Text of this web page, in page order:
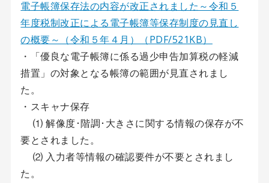
電子帳簿保存法の内容が改正されました～令和５
年度税制改正による電子帳簿等保存制度の見直し
の概要～（令和５年４月）（PDF/521KB）
・「優良な電子帳簿に係る過少申告加算税の軽減
措置」の対象となる帳簿の範囲が見直されまし
た。
・スキャナ保存
⑴ 解像度･階調･大きさに関する情報の保存が不
要とされました。
⑵ 入力者等情報の確認要件が不要とされまし
た。